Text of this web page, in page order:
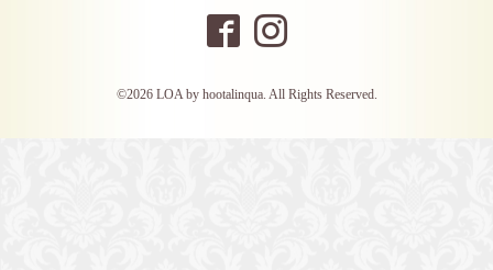
©2026 LOA by hootalinqua. All Rights Reserved.